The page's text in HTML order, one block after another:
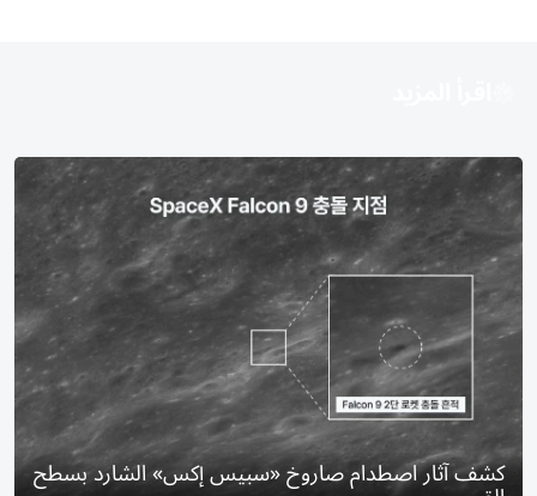
كشف آثار اصطدام صاروخ «سبيس إكس» الشارد بسطح